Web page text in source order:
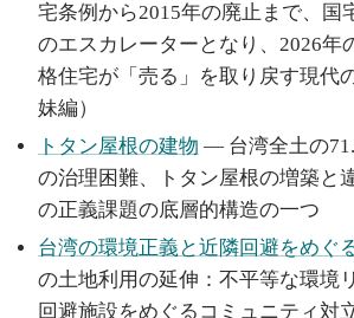
宅条例から2015年の廃止まで、国
のエスカレーターとなり、2026年
格住宅が「売る」を取り戻す現代
妹編）
トタン屋根の建物 — 台湾全土の
の治理困難、トタン屋根の増築と
の正義課題の底層的構造の一つ
台湾の環境正義と近隣回避をめぐ
の土地利用の延伸：不平等な環境
回避施設をめぐるコミュニティ対